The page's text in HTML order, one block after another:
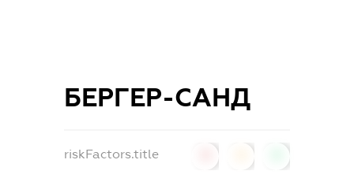
БЕРГЕР-САНД
riskFactors.title